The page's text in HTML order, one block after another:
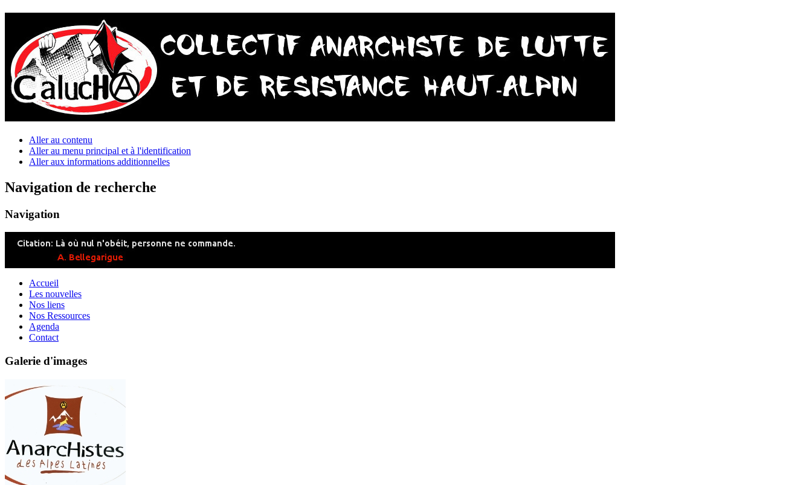
Aller au contenu
Aller au menu principal et à l'identification
Aller aux informations additionnelles
Navigation de recherche
Navigation
Accueil
Les nouvelles
Nos liens
Nos Ressources
Agenda
Contact
Galerie d'images